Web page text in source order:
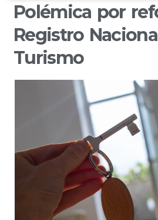
Polémica por
Registro
Turismo